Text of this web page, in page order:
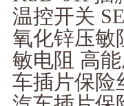
温控开关
氧化锌压敏
敏电阻 高
车插片保险